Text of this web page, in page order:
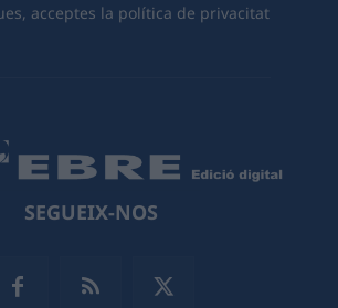
acceptes la política de privacitat
SEGUEIX-NOS